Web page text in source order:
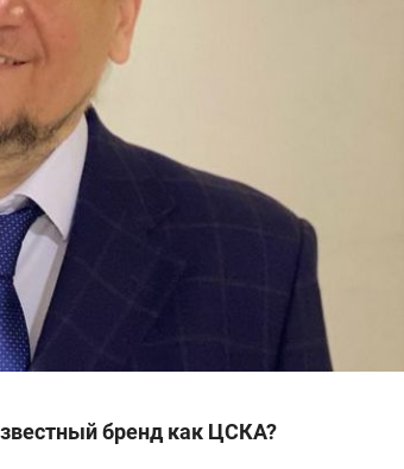
бренд как ЦСКА?